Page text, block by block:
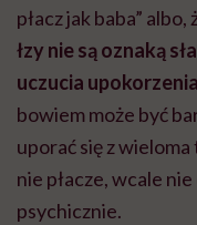
płacz jak baba”
łzy nie są oznaką
uczucia
bowiem może być
uporać się z
nie płacze, wcale
psychicznie.